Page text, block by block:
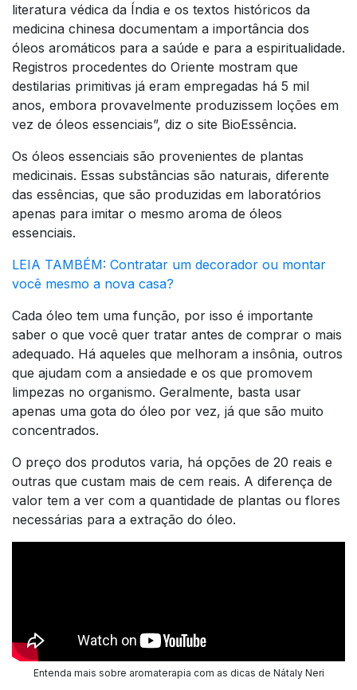
literatura védica da Índia e os textos históricos da
medicina chinesa documentam a importância dos
óleos aromáticos para a saúde e para a espiritualidade.
Registros procedentes do Oriente mostram que
destilarias primitivas já eram empregadas há 5 mil
anos, embora provavelmente produzissem loções em
vez de óleos essenciais”, diz o site BioEssência.
Os óleos essenciais são provenientes de plantas
medicinais. Essas substâncias são naturais, diferente
das essências, que são produzidas em laboratórios
apenas para imitar o mesmo aroma de óleos
essenciais.
LEIA TAMBÉM: Contratar um decorador ou montar
você mesmo a nova casa?
Cada óleo tem uma função, por isso é importante
saber o que você quer tratar antes de comprar o mais
adequado. Há aqueles que melhoram a insônia, outros
que ajudam com a ansiedade e os que promovem
limpezas no organismo. Geralmente, basta usar
apenas uma gota do óleo por vez, já que são muito
concentrados.
O preço dos produtos varia, há opções de 20 reais e
outras que custam mais de cem reais. A diferença de
valor tem a ver com a quantidade de plantas ou flores
necessárias para a extração do óleo.
Entenda mais sobre aromaterapia com as dicas de Nátaly Neri